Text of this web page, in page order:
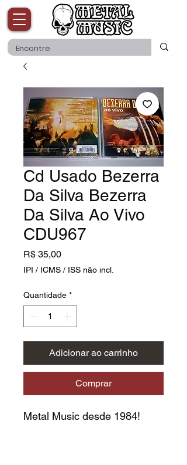
Cd Usado Bezerra
Da Silva Bezerra
Da Silva Ao Vivo
CDU967
R$ 35,00Preço
IPI / ICMS / ISS não incl.
Quantidade *
Adicionar ao carrinho
Comprar
Metal Music desde 1984!